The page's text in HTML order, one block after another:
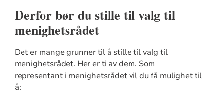
Derfor bør du stille til valg til
menighetsrådet
Det er mange grunner til å stille til valg til
menighetsrådet. Her er ti av dem. Som
representant i menighetsrådet vil du få mulighet til
å: